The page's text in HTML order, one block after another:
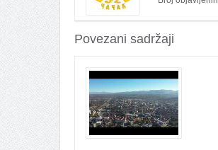
Povezani sadržaji